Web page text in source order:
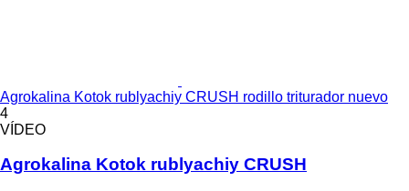
Agrokalina Kotok rublyachiy CRUSH rodillo triturador nuevo
4
VÍDEO
Agrokalina Kotok rublyachiy CRUSH